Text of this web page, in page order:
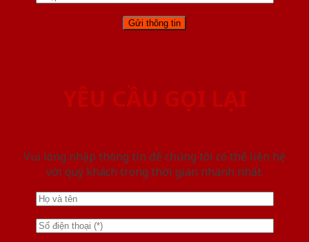
YÊU CẦU GỌI LẠI
Vui lòng nhập thông tin để chúng tôi có thể liên hệ
với quý khách trong thời gian nhanh nhất.